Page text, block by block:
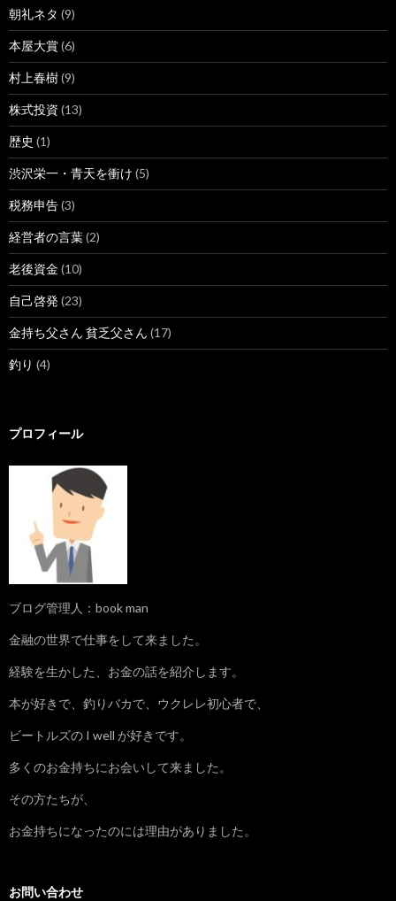
朝礼ネタ (9)
本屋大賞(6)
村上春樹(9)
株式投資 (13)
歴史 (1)
渋沢栄一・青天を衝け (5)
税務申告(3)
経営者の言葉(2)
老後資金 (10)
自己啓発 (23)
金持ち父さん 貧乏父さん (17)
釣り (4)
プロフィール
ブログ管理人：book man
金融の世界で仕事をして来ました。
経験を生かした、お金の話を紹介します。
本が好きで、釣りバカで、ウクレレ初心者で、
ビートルズの I well が好きです。
多くのお金持ちにお会いして来ました。
その方たちが、
お金持ちになったのには理由がありました。
お問い合わせ